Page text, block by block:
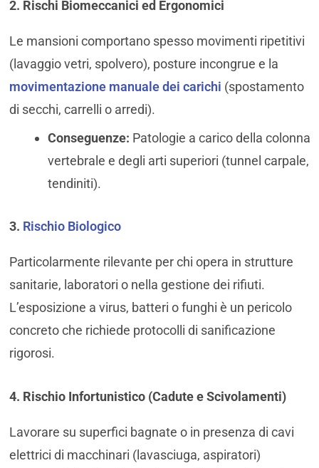
2. Rischi Biomeccanici ed Ergonomici
Le mansioni comportano spesso movimenti ripetitivi
(lavaggio vetri, spolvero), posture incongrue e la
movimentazione manuale dei carichi (spostamento
di secchi, carrelli o arredi).
Conseguenze: Patologie a carico della colonna
vertebrale e degli arti superiori (tunnel carpale,
tendiniti).
3. Rischio Biologico
Particolarmente rilevante per chi opera in strutture
sanitarie, laboratori o nella gestione dei rifiuti.
L’esposizione a virus, batteri o funghi è un pericolo
concreto che richiede protocolli di sanificazione
rigorosi.
4. Rischio Infortunistico (Cadute e Scivolamenti)
Lavorare su superfici bagnate o in presenza di cavi
elettrici di macchinari (lavasciuga, aspiratori)